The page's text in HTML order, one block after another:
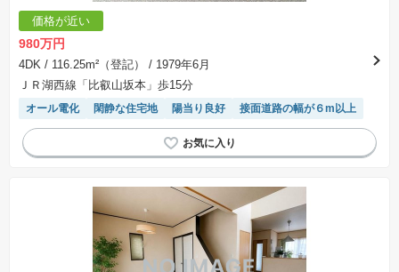
価格が近い
980万円
4DK / 116.25m²（登記）
/ 1979年6月
ＪＲ湖西線「比叡山坂本」歩15分
オール電化 閑静な住宅地 陽当り良好 接面道路の幅が６m以上